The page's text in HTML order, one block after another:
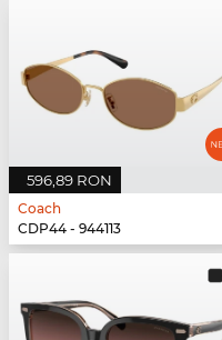
596,89 RON
Coach
CDP44 - 944113